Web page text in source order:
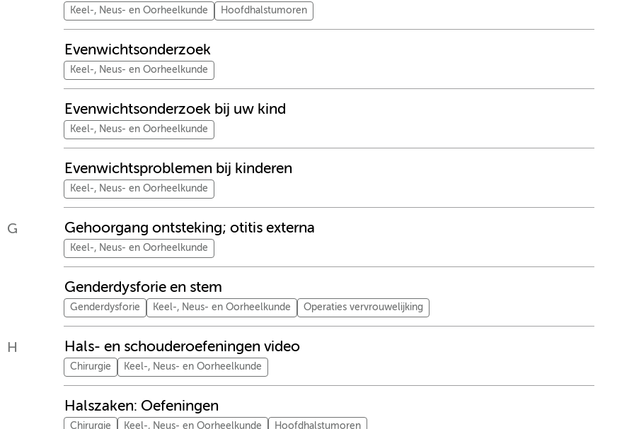
Keel-, Neus- en Oorheelkunde Hoofdhalstumoren
Evenwichtsonderzoek
Keel-, Neus- en Oorheelkunde
Evenwichtsonderzoek bij uw kind
Keel-, Neus- en Oorheelkunde
Evenwichtsproblemen bij kinderen
Keel-, Neus- en Oorheelkunde
G Gehoorgang ontsteking; otitis externa
Keel-, Neus- en Oorheelkunde
Genderdysforie en stem
Genderdysforie Keel-, Neus- en Oorheelkunde Operaties vervrouwelijking
H Hals- en schouderoefeningen video
Chirurgie Keel-, Neus- en Oorheelkunde
Halszaken: Oefeningen
Chirurgie Keel-, Neus- en Oorheelkunde Hoofdhalstumoren